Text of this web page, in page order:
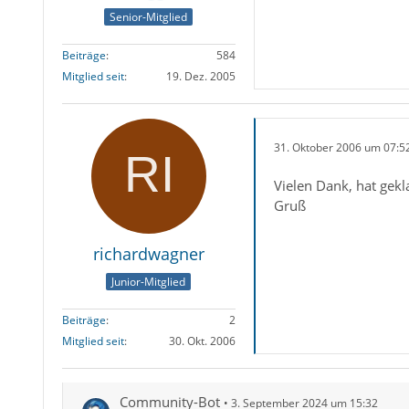
Senior-Mitglied
Beiträge
584
Mitglied seit
19. Dez. 2005
richardwagner
Junior-Mitglied
Beiträge
2
Mitglied seit
30. Okt. 2006
31. Oktober 2006 um
Vielen Dank, hat
Gruß
Community-Bot 3. September 2024 um 15:32